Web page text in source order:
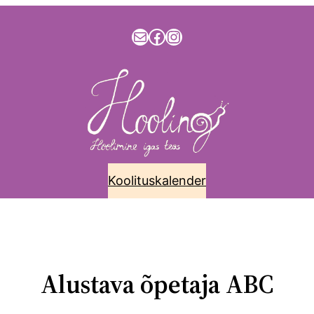
info@hooling.ee
Facebook
Instagram
Koolituskalender
Alustava õpetaja ABC